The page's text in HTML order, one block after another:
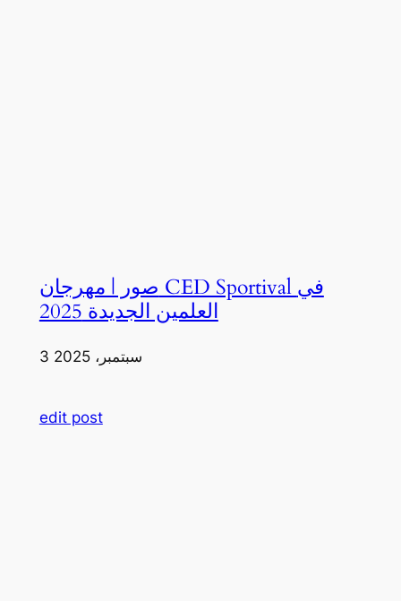
صور | مهرجان CED Sportival في
العلمين الجديدة 2025
3 سبتمبر، 2025
edit post